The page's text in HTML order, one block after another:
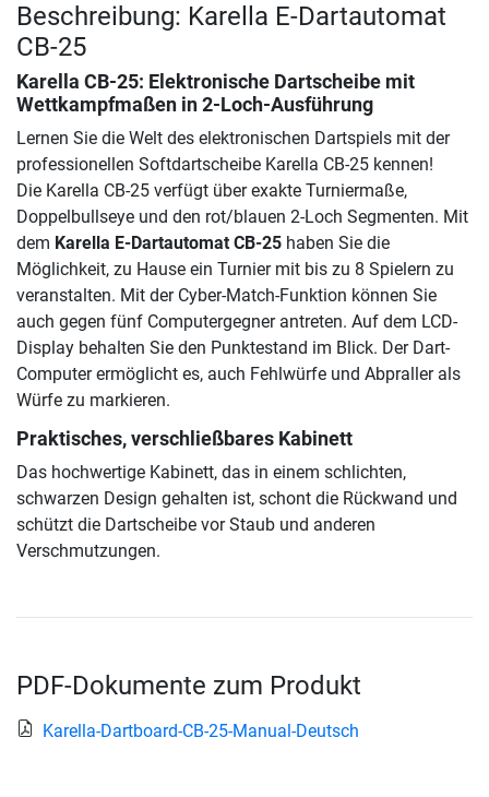
Beschreibung: Karella E-Dartautomat
CB-25
Karella CB-25: Elektronische Dartscheibe mit
Wettkampfmaßen in 2-Loch-Ausführung
Lernen Sie die Welt des elektronischen Dartspiels mit der
professionellen Softdartscheibe Karella CB-25 kennen!
Die Karella CB-25 verfügt über exakte Turniermaße,
Doppelbullseye und den rot/blauen 2-Loch Segmenten. Mit
dem Karella E-Dartautomat CB-25 haben Sie die
Möglichkeit, zu Hause ein Turnier mit bis zu 8 Spielern zu
veranstalten. Mit der Cyber-Match-Funktion können Sie
auch gegen fünf Computergegner antreten. Auf dem LCD-
Display behalten Sie den Punktestand im Blick. Der Dart-
Computer ermöglicht es, auch Fehlwürfe und Abpraller als
Würfe zu markieren.
Praktisches, verschließbares Kabinett
Das hochwertige Kabinett, das in einem schlichten,
schwarzen Design gehalten ist, schont die Rückwand und
schützt die Dartscheibe vor Staub und anderen
Verschmutzungen.
PDF-Dokumente zum Produkt
Karella-Dartboard-CB-25-Manual-Deutsch